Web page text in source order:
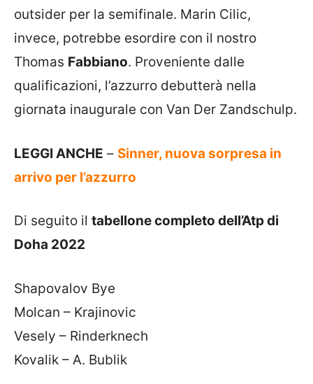
outsider per la semifinale. Marin Cilic,
invece, potrebbe esordire con il nostro
Thomas Fabbiano. Proveniente dalle
qualificazioni, l’azzurro debutterà nella
giornata inaugurale con Van Der Zandschulp.
LEGGI ANCHE – Sinner, nuova sorpresa in
arrivo per l’azzurro
Di seguito il tabellone completo dell’Atp di
Doha 2022
Shapovalov Bye
Molcan – Krajinovic
Vesely – Rinderknech
Kovalik – A. Bublik